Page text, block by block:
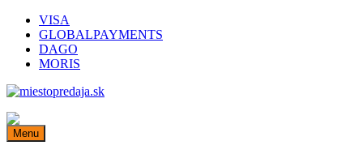
VISA
GLOBALPAYMENTS
DAGO
MORIS
miestopredaja.sk
Miesto predaja
Menu